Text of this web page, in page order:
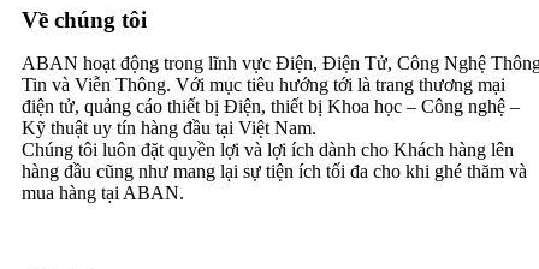
Về chúng tôi
ABAN hoạt động trong lĩnh vực Điện, Điện Tử, Công Nghệ
Tin và Viễn Thông. Với mục tiêu hướng tới là trang thương mại
điện tử, quảng cáo thiết bị Điện, thiết bị Khoa học – Công nghệ –
Kỹ thuật uy tín hàng đầu tại Việt Nam.
Chúng tôi luôn đặt quyền lợi và lợi ích dành cho Khách hàng lên
hàng đầu cũng như mang lại sự tiện ích tối đa cho khi ghé thăm và
mua hàng tại ABAN.